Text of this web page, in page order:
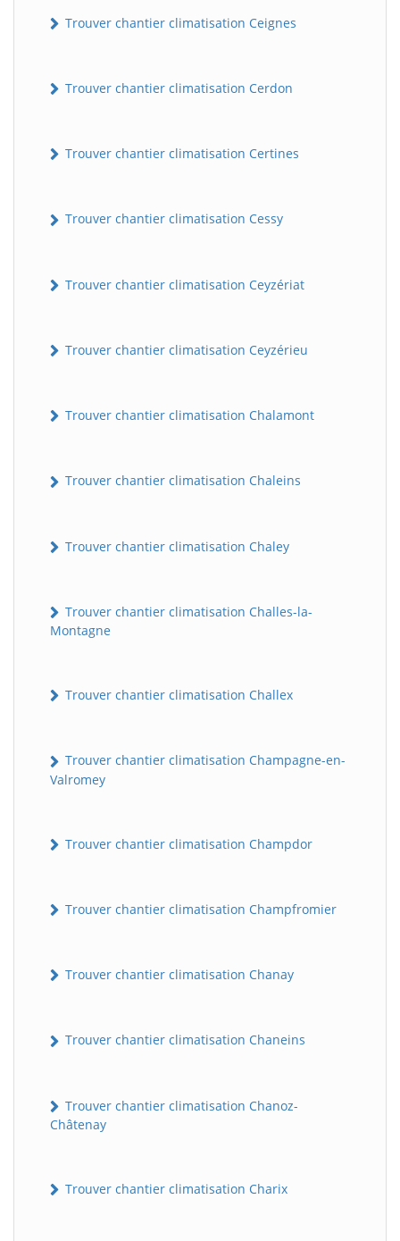
Trouver chantier climatisation Ceignes
Trouver chantier climatisation Cerdon
Trouver chantier climatisation Certines
Trouver chantier climatisation Cessy
Trouver chantier climatisation Ceyzériat
Trouver chantier climatisation Ceyzérieu
Trouver chantier climatisation Chalamont
Trouver chantier climatisation Chaleins
Trouver chantier climatisation Chaley
Trouver chantier climatisation Challes-la-
Montagne
Trouver chantier climatisation Challex
Trouver chantier climatisation Champagne-en-
Valromey
Trouver chantier climatisation Champdor
Trouver chantier climatisation Champfromier
Trouver chantier climatisation Chanay
Trouver chantier climatisation Chaneins
Trouver chantier climatisation Chanoz-
Châtenay
Trouver chantier climatisation Charix